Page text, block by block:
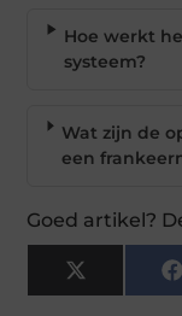
Hoe werkt
systeem?
Wat zijn de
een
Goed artikel?
X
(Twitter)